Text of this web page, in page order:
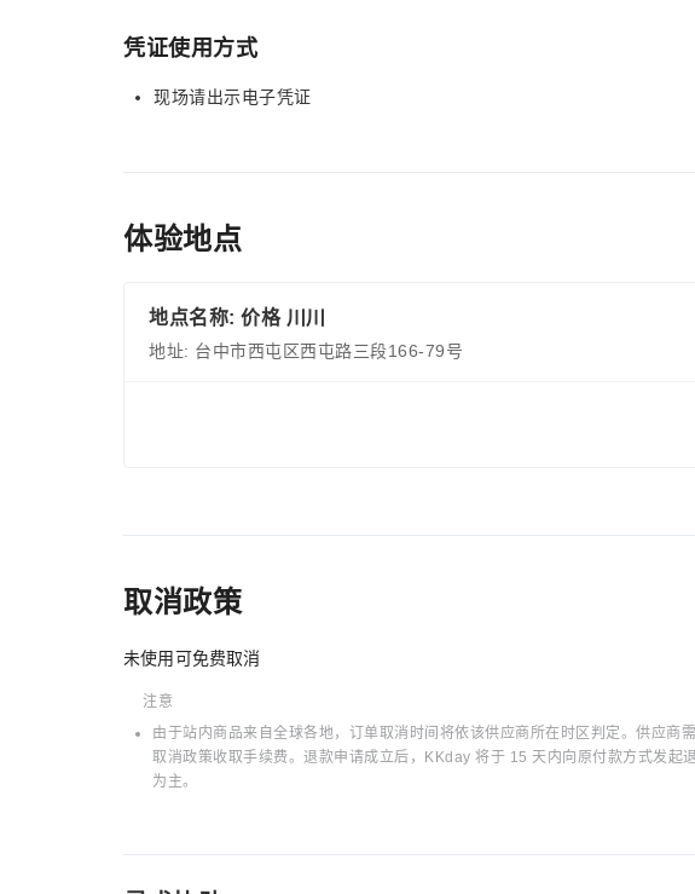
凭证使用方式
现场请出示电子凭证
体验地点
地点名称: 价格 川川
地址: 台中市西屯区西屯路三段166-79号
取消政策
未使用可免费取消
注意
由于站内商品来自全球各地，订单取消时间将依该供应商所在时区判定。供应商
取消政策收取手续费。退款申请成立后，KKday 将于 15 天内向原付款方式发起
为主。